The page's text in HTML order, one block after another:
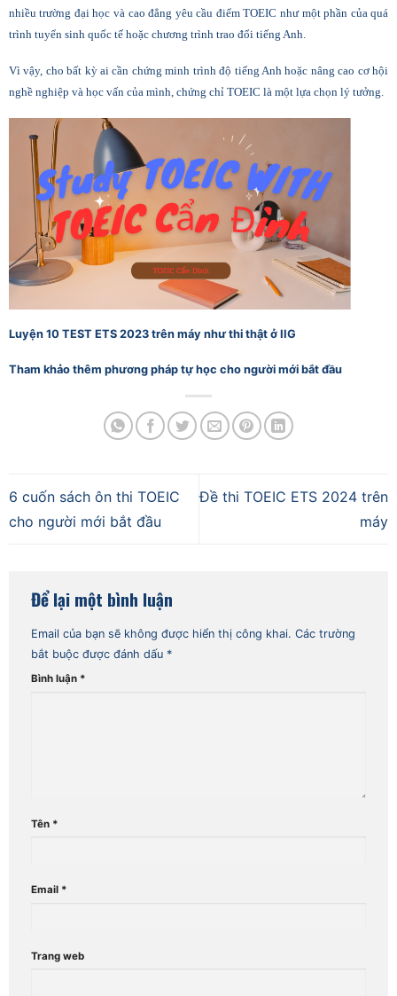
nhiều trường đại học và cao đẳng yêu cầu điểm TOEIC như một phần của quá
trình tuyển sinh quốc tế hoặc chương trình trao đổi tiếng Anh.
Vì vậy, cho bất kỳ ai cần chứng minh trình độ tiếng Anh hoặc nâng cao cơ hội
nghề nghiệp và học vấn của mình, chứng chỉ TOEIC là một lựa chọn lý tưởng.
Luyện 10 TEST ETS 2023 trên máy như thi thật ở IIG
Tham khảo thêm phương pháp tự học cho người mới bắt đầu
6 cuốn sách ôn thi TOEIC
cho người mới bắt đầu
Đề thi TOEIC ETS 2024 trên
máy
Để lại một bình luận
Email của bạn sẽ không được hiển thị công khai. Các trường
bắt buộc được đánh dấu *
Bình luận *
Tên *
Email *
Trang web